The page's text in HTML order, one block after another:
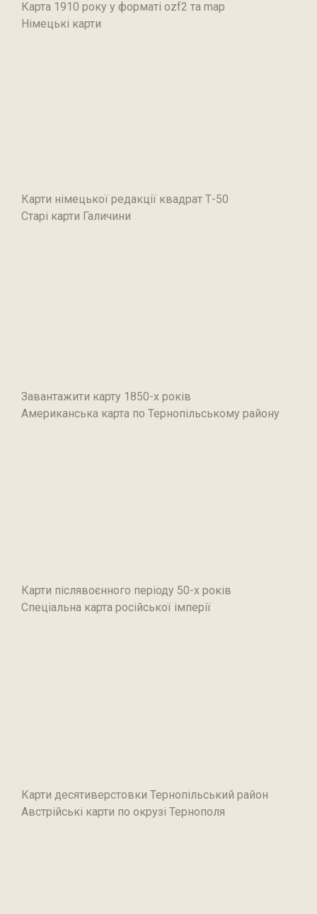
Карта 1910 року у форматі ozf2 та map
Німецькі карти
Карти німецької редакції квадрат Т-50
Старі карти Галичини
Завантажити карту 1850-х років
Американська карта по Тернопільському району
Карти післявоєнного періоду 50-х років
Спеціальна карта російської імперії
Карти десятиверстовки Тернопільський район
Австрійські карти по окрузі Тернополя